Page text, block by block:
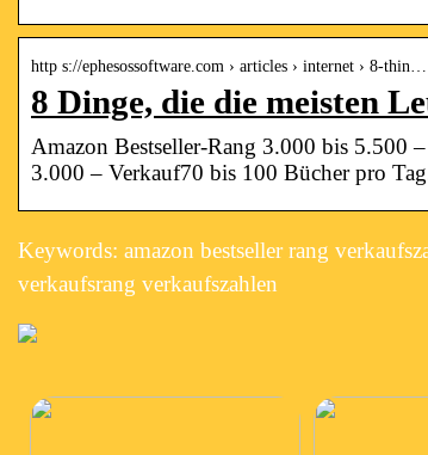
http s://ephesossoftware.com › articles › internet › 8-thin…
8 Dinge, die die meisten
Amazon Bestseller-Rang 3.000 bis 5.500
3.000 – Verkauf70 bis 100 Bücher pro
Keywords: amazon bestseller rang
verkaufsrang verkaufszahlen